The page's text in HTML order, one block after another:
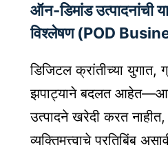
ऑन-डिमांड उत्पादनांची
विश्लेषण (POD
डिजिटल क्रांतीच्या युगात,
झपाट्याने बदलत
उत्पादने खरेदी करत नाहीत,
व्यक्तिमत्त्वाचे प्रतिबिंब